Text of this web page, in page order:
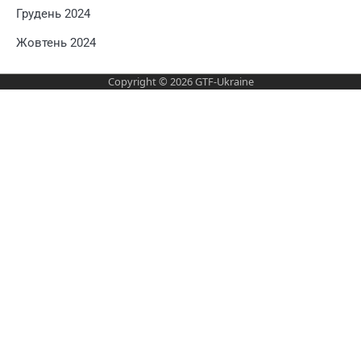
Грудень 2024
Жовтень 2024
Copyright © 2026GTF-Ukraine